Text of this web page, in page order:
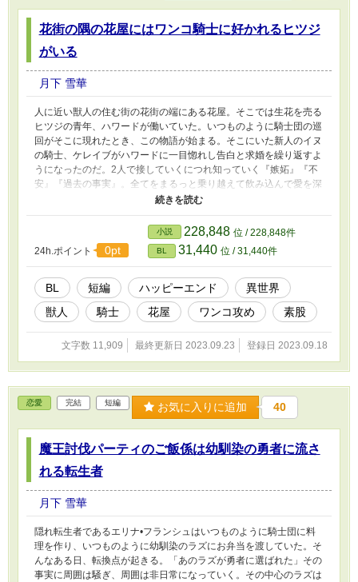
花街の隅の花屋にはワンコ騎士に好かれるヒツジ
がいる
月下 雪華
人に近い獣人の住む街の花街の端にある花屋。そこでは生花を売る
ヒツジの青年、ハワードが働いていた。いつものように騎士団の巡
回がそこに現れたとき、この物語が始まる。そこにいた新人のイヌ
の騎士、ケレイブがハワードに一目惚れし告白と求婚を繰り返すよ
うになったのだ。2人で接していくにつれ知っていく『嫉妬』『不
安』『過去の事実』。全てをまるっと乗り越えて飲み込んで愛を深
める。これは真っ直ぐ素直な新人ワンコ騎士と心の傷をもっている
優しく真面目なヒツジの花売りの話。 注意 ここの話で指す獣人は
耳やしっぽが着いている程度の軽いものを想定しております。 ケ
レイブもハワードも互い以外の人物と恋愛関係、肉体関係を築くこ
とはありません。
24h.ポイント 0pt
小説 228,848 位 / 228,848件
BL 31,440 位 / 31,440件
BL 短編 ハッピーエンド
異世界
獣人
騎士 花屋 ワンコ攻め 素股
文字数 11,909 最終更新日 2023.09.23 登録日 2023.09.18
恋愛 完結 短編 お気に入りに追加 40
魔王討伐パーティのご飯係は幼馴染の勇者に流さ
れる転生者
月下 雪華
隠れ転生者であるエリナ•フランシュはいつものように騎士団に料
理を作り、いつものように幼馴染のラズにお弁当を渡していた。そ
んなある日、転換点が起きる。「あのラズが勇者に選ばれた」その
事実に周囲は騒ぎ、周囲は非日常になっていく。その中心のラズは